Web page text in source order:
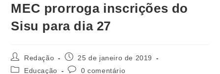
MEC prorroga inscrições do
Sisu para dia 27
Redação
25 de janeiro de 2019
Educação
0 comentário